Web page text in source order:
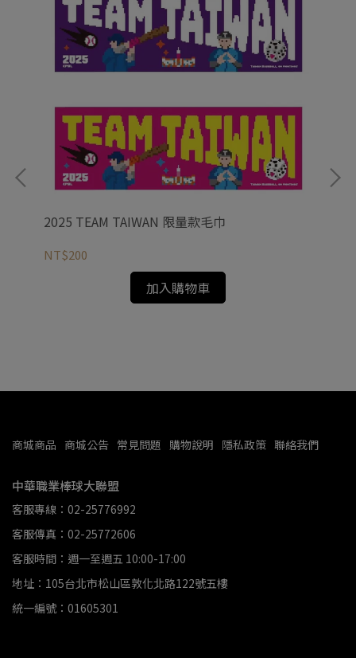
2025 TEAM TAIWAN 限量款毛巾
NT$200
加入購物車
商城商品 商城公告 常見問題 購物說明 隱私政策 聯絡我們
中華職業棒球大聯盟
客服專線：02-25776992
客服傳真：02-25772606
客服時間：週一至週五 10:00-17:00
地址：105台北市松山區敦化北路122號五樓
統一編號：01605301